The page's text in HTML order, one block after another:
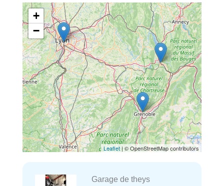
+
−
Leaflet| © OpenStreetMap contributors
Garage de theys